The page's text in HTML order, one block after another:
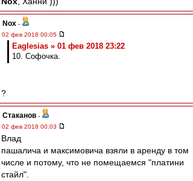
Nox -
02 фев 2018 00:05
Eaglesias » 01 фев 2018 23:22
10. Софочка.
?
Cтаканов -
02 фев 2018 00:03
Влад
пашалича и максимовича взяли в аренду в том
числе и потому, что не помещаемся "платини
стайл".